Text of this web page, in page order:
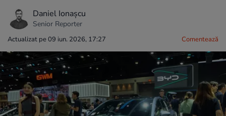
Daniel Ionașcu
Senior Reporter
Actualizat pe 09 iun. 2026, 17:27 Comentează